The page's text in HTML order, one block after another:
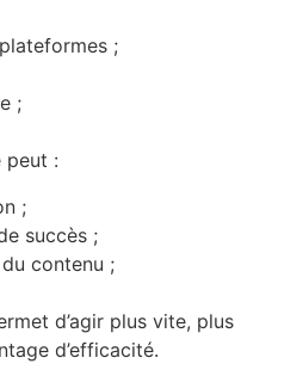
;
;
peut :
;
succès ;
contenu ;
d’agir plus vite, plus
d’efficacité.